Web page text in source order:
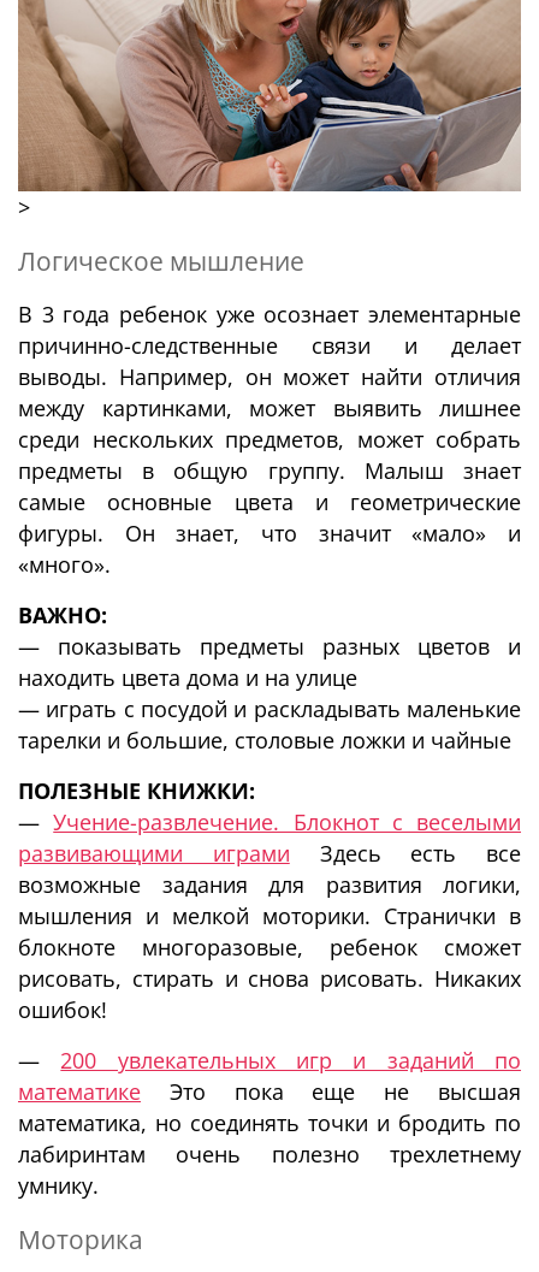
>
Логическое мышление
В 3 года ребенок уже осознает элементарные
причинно-следственные связи и делает
выводы. Например, он может найти отличия
между картинками, может выявить лишнее
среди нескольких предметов, может собрать
предметы в общую группу. Малыш знает
самые основные цвета и геометрические
фигуры. Он знает, что значит «мало» и
«много».
ВАЖНО:
— показывать предметы разных цветов и
находить цвета дома и на улице
— играть с посудой и раскладывать маленькие
тарелки и большие, столовые ложки и чайные
ПОЛЕЗНЫЕ КНИЖКИ:
—Учение-развлечение. Блокнот с веселыми
развивающими играми Здесь есть все
возможные задания для развития логики,
мышления и мелкой моторики. Странички в
блокноте многоразовые, ребенок сможет
рисовать, стирать и снова рисовать. Никаких
ошибок!
—200 увлекательных игр и заданий по
математике Это пока еще не высшая
математика, но соединять точки и бродить по
лабиринтам очень полезно трехлетнему
умнику.
Моторика